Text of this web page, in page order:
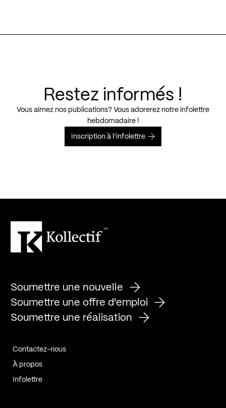
Restez informés !
Vous aimez nos publications? Vous adorerez notre infolettre
hebdomadaire !
Inscription à l’infolettre
Soumettre une nouvelle
Soumettre une offre d'emploi
Soumettre une réalisation
Contactez-nous
À propos
Infolettre